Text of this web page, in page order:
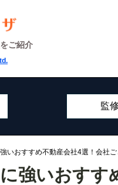
ご紹介
監
いおすすめ不動産会社4選！会社
強いおすす